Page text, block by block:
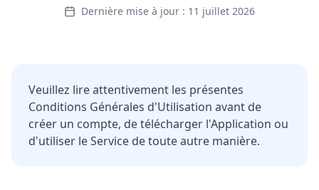
Dernière mise à jour : 11 juillet 2026
Veuillez lire attentivement les présentes
Conditions Générales d'Utilisation avant de
créer un compte, de télécharger l'Application ou
d'utiliser le Service de toute autre manière.